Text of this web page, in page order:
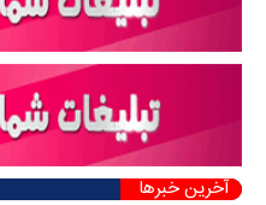
آخرین خبرها